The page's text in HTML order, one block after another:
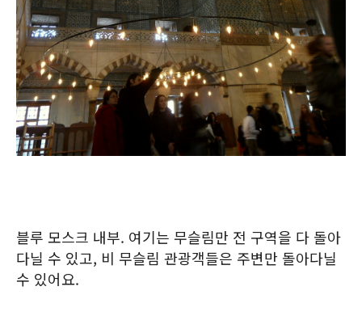
블루 모스크 내부. 여기는 무슬림만 전 구역을 다 돌아
다닐 수 있고, 비 무슬림 관광객들은 주변만 돌아다닐
수 있어요.